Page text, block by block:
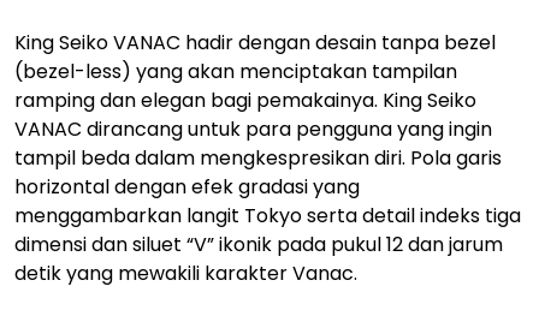
King Seiko VANAC hadir dengan desain tanpa bezel
(bezel-less) yang akan menciptakan tampilan
ramping dan elegan bagi pemakainya. King Seiko
VANAC dirancang untuk para pengguna yang ingin
tampil beda dalam mengkespresikan diri. Pola garis
horizontal dengan efek gradasi yang
menggambarkan langit Tokyo serta detail indeks tiga
dimensi dan siluet “V” ikonik pada pukul 12 dan jarum
detik yang mewakili karakter Vanac.